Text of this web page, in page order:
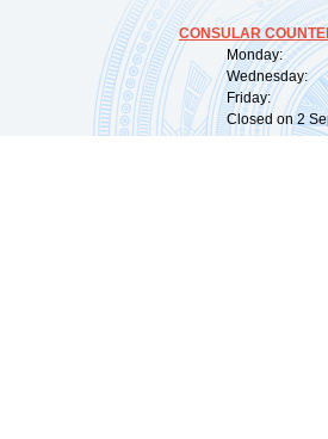
CONSULAR
Monday:
Wednesday:
Friday:
Closed on 2